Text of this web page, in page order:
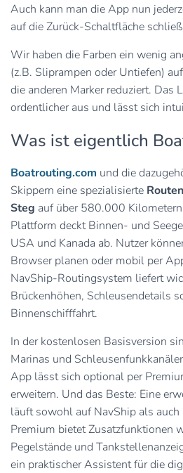
Auch kann man die App nun
auf die Zurück-Schaltfläche
Wir haben die Farben ein wenig
(z.B. Sliprampen oder Untiefen)
die anderen Marker reduziert. Das
ordentlicher aus und lässt sich
Was ist eigentlich
Boatrouting.com und die
Skippern eine spezialisierte
Steg auf über 580.000
Plattform deckt Binnen- und
USA und Kanada ab. Nutzer
Browser planen oder mobil per
NavShip-Routingsystem liefert
Brückenhöhen, Schleusendetails
Binnenschifffahrt.
In der kostenlosen Basisversion
Marinas und
App lässt sich optional per
erweitern. Und das Beste: Eine
läuft sowohl auf NavShip als
Premium bietet Zusatzfunktionen
Pegelstände und
ein praktischer Assistent für die